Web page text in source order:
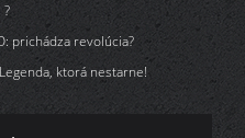
?
prichádza revolúcia?
ktorá nestarne!